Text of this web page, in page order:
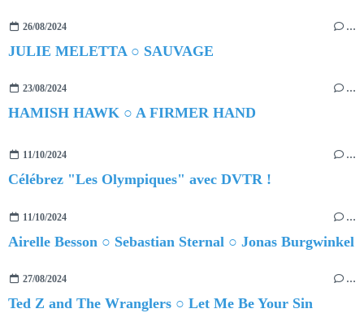
26/08/2024 …
JULIE MELETTA ○ SAUVAGE
23/08/2024 …
HAMISH HAWK ○ A FIRMER HAND
11/10/2024 …
Célébrez "Les Olympiques" avec DVTR !
11/10/2024 …
Airelle Besson ○ Sebastian Sternal ○ Jonas Burgwinkel
27/08/2024 …
Ted Z and The Wranglers ○ Let Me Be Your Sin